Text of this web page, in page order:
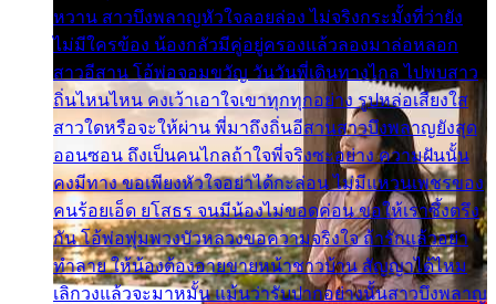
หวาน สาวบึงพลาญหัวใจลอยล่อง ไม่จริงกระมั้งที่ว่ายัง
ไม่มีใครข้อง น้องกลัวมีคู่อยู่ครองแล้วลองมาล่อหลอก
สาวอีสาน โอ้พ่อจอมขวัญ วันวันพี่เดินทางไกล ไปพบสาว
ถิ่นไหนไหน คงเว้าเอาใจเขาทุกทุกอย่าง รูปหล่อเสียงใส
สาวใดหรือจะให้ผ่าน พี่มาถึงถิ่นอีสานสาวบึงพลาญยังสุด
ออนซอน ถึงเป็นคนไกลถ้าใจพี่จริงซะอย่าง ความฝันนั้น
คงมีทาง ขอเพียงหัวใจอย่าได้กะล่อน ไม่มีแหวนเพชรของ
คนร้อยเอ็ด ยโสธร จนมีน้องไม่ขอดค่อน ขอให้เราซึ้งตรึง
กัน โอ้พ่อพุ่มพวงบัวหลวงขอความจริงใจ ถ้ารักแล้วอย่า
ทำลาย ให้น้องต้องอายขายหน้าชาวบ้าน สัญญาได้ไหม
เลิกวงแล้วจะมาหมั้น แม้นว่ารับปากอย่างนั้นสาวบึงพลาญ